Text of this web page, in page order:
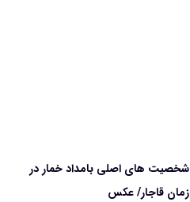
شخصیت های اصلی بامداد خمار در
زمان قاجار/ عکس